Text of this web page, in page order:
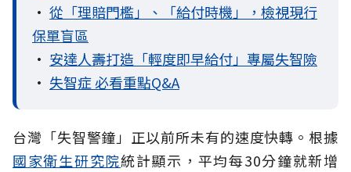
• 從「理賠門檻」、「給付時機」，檢視現行
保單盲區
• 安達人壽打造「輕度即早給付」專屬失智險
• 失智症 必看重點Q&A
台灣「失智警鐘」正以前所未有的速度快轉。根據
國家衛生研究院統計顯示，平均每30分鐘就新增